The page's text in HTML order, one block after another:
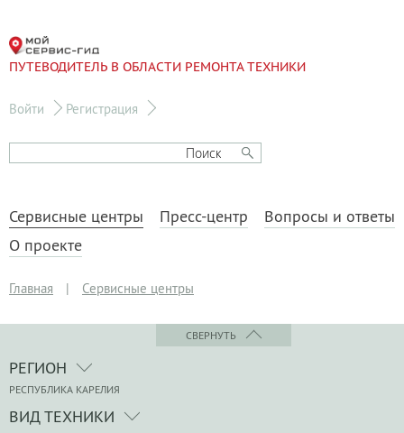
ПУТЕВОДИТЕЛЬ В ОБЛАСТИ РЕМОНТА ТЕХНИКИ
Войти Регистрация
Сервисные центры Пресс-центр
Вопросы и ответы
О проекте
Главная | Сервисные центры
СВЕРНУТЬ
РЕГИОН
РЕСПУБЛИКА КАРЕЛИЯ
ВИД ТЕХНИКИ